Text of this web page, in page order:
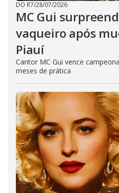
DO R7/28/07/2026
MC Gui
vaqueiro após
Piauí
Cantor MC Gui vence
meses de prática